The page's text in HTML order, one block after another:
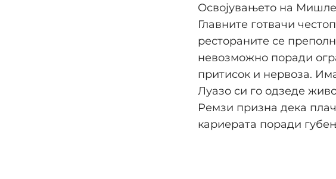
Освојувањето на
Главните готвачи
рестораните се
невозможно поради
притисок и нервоза.
Луазо си го одзеде
Ремзи призна дека
кариерата поради